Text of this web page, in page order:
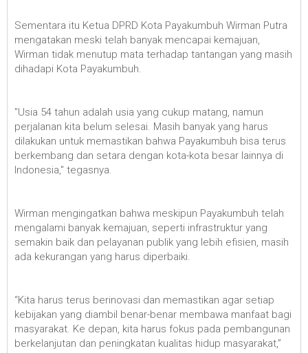
Sementara itu Ketua DPRD Kota Payakumbuh Wirman Putra
mengatakan meski telah banyak mencapai kemajuan,
Wirman tidak menutup mata terhadap tantangan yang masih
dihadapi Kota Payakumbuh.
"Usia 54 tahun adalah usia yang cukup matang, namun
perjalanan kita belum selesai. Masih banyak yang harus
dilakukan untuk memastikan bahwa Payakumbuh bisa terus
berkembang dan setara dengan kota-kota besar lainnya di
Indonesia," tegasnya.
Wirman mengingatkan bahwa meskipun Payakumbuh telah
mengalami banyak kemajuan, seperti infrastruktur yang
semakin baik dan pelayanan publik yang lebih efisien, masih
ada kekurangan yang harus diperbaiki.
“Kita harus terus berinovasi dan memastikan agar setiap
kebijakan yang diambil benar-benar membawa manfaat bagi
masyarakat. Ke depan, kita harus fokus pada pembangunan
berkelanjutan dan peningkatan kualitas hidup masyarakat,”